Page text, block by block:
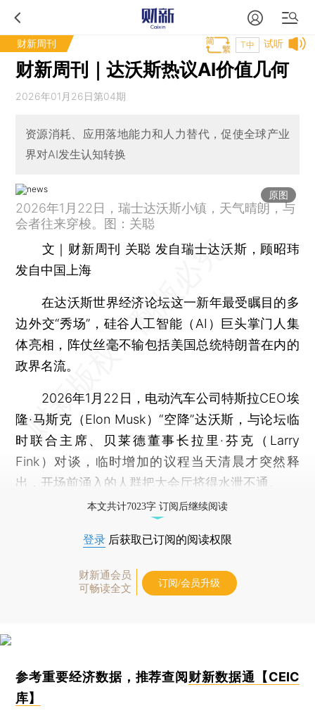
财新周刊 试听
T中
财新周刊｜达沃斯热议AI价值几何
2026年01月26日第04期
资源消耗、应用落地能力和人力替代，促使全球产业
界对AI发生认知转换
原图
2026年1月22日，瑞士达沃斯小镇，天气晴朗，与
会者往来穿梭。图：关聪
文｜财新周刊 关聪 发自瑞士达沃斯，顾昭玮
发自中国上海
在达沃斯世界经济论坛这一新年最受瞩目的多
边外交“秀场”，硅谷人工智能（AI）巨头掌门人集
体亮相，阵仗丝毫不输包括美国总统特朗普在内的
政界名流。
2026年1月22日，电动汽车公司特斯拉CEO埃
隆·马斯克（Elon Musk）“空降”达沃斯，与论坛临
时联合主席、贝莱德董事长拉里·芬克（Larry
Fink）对谈，临时增加的议程当天清晨才突然释
出，开场前涌入的人群把大会厅挤得水泄不通。
本文共计7023字 订阅后继续阅读
登录 后获取已订阅的阅读权限
财新通会员
可畅读全文
订阅/会员升级
参考重要经济数据，推荐查阅 财新数据通【CEIC
库】